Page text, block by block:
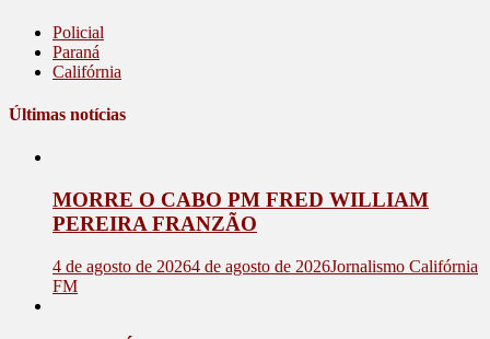
Policial
Paraná
Califórnia
Últimas notícias
MORRE O CABO PM FRED WILLIAM
PEREIRA FRANZÃO
4 de agosto de 20264 de agosto de 2026Jornalismo Califórnia
FM